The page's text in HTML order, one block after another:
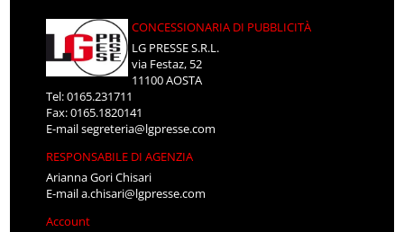
CONCESSIONARIA DI PUBBLICITÀ
LG PRESSE S.R.L.
via Festaz, 52
11100 AOSTA
Tel: 0165.231711
Fax: 0165.1820141
E-mailsegreteria@lgpresse.com
RESPONSABILE DI AGENZIA
Arianna Gori Chisari
E-maila.chisari@lgpresse.com
Account